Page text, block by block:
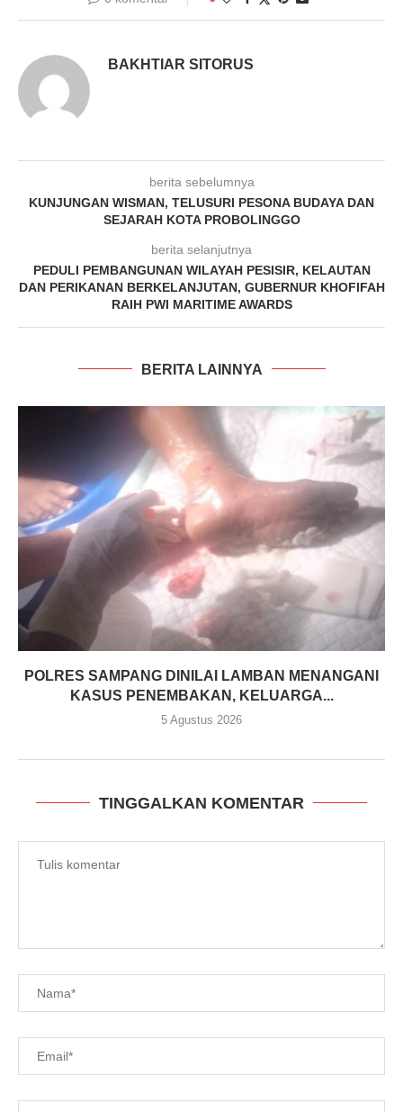
BAKHTIAR SITORUS
berita sebelumnya
KUNJUNGAN WISMAN, TELUSURI PESONA BUDAYA DAN
SEJARAH KOTA PROBOLINGGO
berita selanjutnya
PEDULI PEMBANGUNAN WILAYAH PESISIR, KELAUTAN
DAN PERIKANAN BERKELANJUTAN, GUBERNUR KHOFIFAH
RAIH PWI MARITIME AWARDS
BERITA LAINNYA
POLRES SAMPANG DINILAI LAMBAN MENANGANI
KASUS PENEMBAKAN, KELUARGA...
5 Agustus 2026
TINGGALKAN KOMENTAR